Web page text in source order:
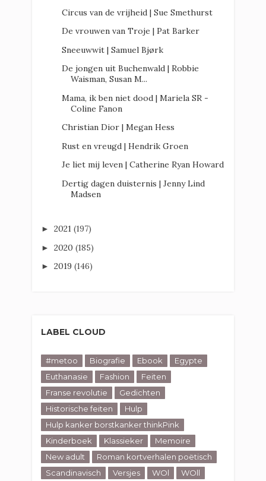
Circus van de vrijheid | Sue Smethurst
De vrouwen van Troje | Pat Barker
Sneeuwwit | Samuel Bjørk
De jongen uit Buchenwald | Robbie
Waisman, Susan M...
Mama, ik ben niet dood | Mariela SR -
Coline Fanon
Christian Dior | Megan Hess
Rust en vreugd | Hendrik Groen
Je liet mij leven | Catherine Ryan Howard
Dertig dagen duisternis | Jenny Lind
Madsen
► 2021 (197)
► 2020 (185)
► 2019 (146)
LABEL CLOUD
#metoo Biografie Ebook
Egypte
Euthanasie
Fashion
Feiten
Franse revolutie
Gedichten
Historische feiten
Hulp
Hulp kanker borstkanker thinkPink
Kinderboek
Klassieker
Memoire
New adult
Roman kortverhalen poëtisch
Scandinavisch
Versjes WOl
WOll